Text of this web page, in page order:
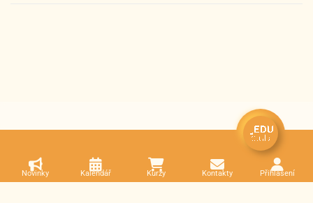
Novinky Kalendář Kurzy Kontakty Přihlášení